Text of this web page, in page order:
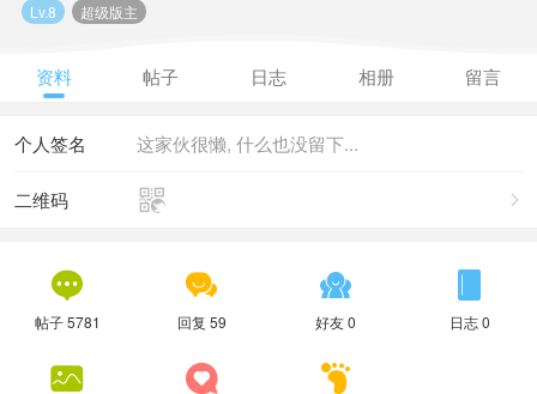
Lv.8 超级版主
资料 帖子 日志 相册 留言
这家伙很懒, 什么也没留下...
个人签名


二维码

帖子 5781

回复 59

好友 0

日志 0
  